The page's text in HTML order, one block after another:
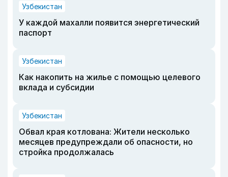
Узбекистан
У каждой махалли появится энергетический
паспорт
Узбекистан
Как накопить на жилье с помощью целевого
вклада и субсидии
Узбекистан
Обвал края котлована: Жители несколько
месяцев предупреждали об опасности, но
стройка продолжалась